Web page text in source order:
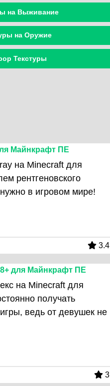
на Выживание
на Оружие
Текстуры
Майнкрафт ПЕ
на Minecraft для
рентгеновского
в игровом мире!
3.4
для Майнкрафт ПЕ
на Minecraft для
получать
ведь от девушек не
3